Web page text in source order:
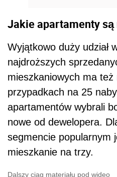
Jakie apartamenty są
Wyjątkowo duży udział
najdroższych
mieszkaniowych ma
przypadkach na 25
apartamentów wybrali
nowe od dewelopera.
segmencie popularnym
mieszkanie na trzy.
Dalszy ciąg materiału pod wideo